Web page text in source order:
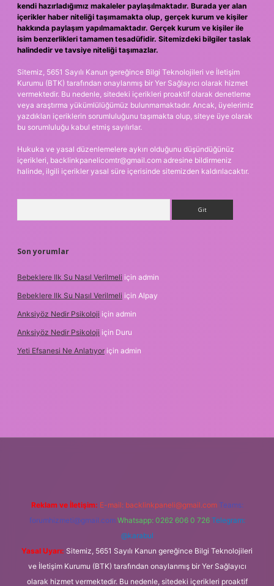
kendi hazırladığımız makaleler paylaşılmaktadır. Burada yer alan
içerikler haber niteliği taşımamakta olup, gerçek kurum ve kişiler
hakkında paylaşım yapılmamaktadır. Gerçek kurum ve kişiler ile
isim benzerlikleri tamamen tesadüfidir. Sitemizdeki bilgiler taslak
halindedir ve tavsiye niteliği taşımazlar.
Sitemiz, 5651 Sayılı Kanun gereğince Bilgi Teknolojileri ve İletişim
Kurumu (BTK) tarafından onaylanmış bir Yer Sağlayıcı olarak hizmet
vermektedir. Bu nedenle, sitedeki içerikleri proaktif olarak denetleme
veya araştırma yükümlülüğümüz bulunmamaktadır. Ancak, üyelerimiz
yazdıkları içeriklerin sorumluluğunu taşımakta olup, siteye üye olarak
bu sorumluluğu kabul etmiş sayılırlar.
Hukuka ve yasal düzenlemelere aykırı olduğunu düşündüğünüz
içerikleri, backlinkpanelicomtr@gmail.com adresine bildirmeniz
halinde, ilgili içerikler yasal süre içerisinde sitemizden kaldırılacaktır.
Son yorumlar
Bebeklere Ilk Su Nasıl Verilmeli için admin
Bebeklere Ilk Su Nasıl Verilmeli için Alpay
Anksiyöz Nedir Psikoloji için admin
Anksiyöz Nedir Psikoloji için Duru
Yeti Efsanesi Ne Anlatıyor için admin
Reklam ve İletişim: E-mail: backlinkpaneli@gmail.com Teams:
forumhizmeti@gmail.com Whatsapp: 0262 606 0 726 Telegram:
@karabul
Yasal Uyarı: Sitemiz, 5651 Sayılı Kanun gereğince Bilgi Teknolojileri
ve İletişim Kurumu (BTK) tarafından onaylanmış bir Yer Sağlayıcı
olarak hizmet vermektedir. Bu nedenle, sitedeki içerikleri proaktif